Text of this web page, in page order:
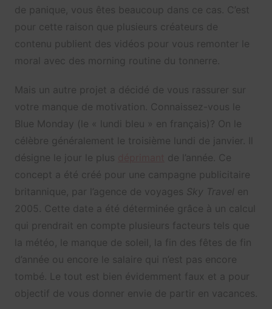
de panique, vous êtes beaucoup dans ce cas. C’est
pour cette raison que plusieurs créateurs de
contenu publient des vidéos pour vous remonter le
moral avec des morning routine du tonnerre.
Mais un autre projet a décidé de vous rassurer sur
votre manque de motivation. Connaissez-vous le
Blue Monday (le « lundi bleu » en français)? On le
célèbre généralement le troisième lundi de janvier. Il
désigne le jour le plus
de l’année. Ce
concept a été créé pour une campagne publicitaire
britannique, par l’agence de voyages Sky Travel en
2005. Cette date a été déterminée grâce à un calcul
qui prendrait en compte plusieurs facteurs tels que
la météo, le manque de soleil, la fin des fêtes de fin
d’année ou encore le salaire qui n’est pas encore
tombé. Le tout est bien évidemment faux et a pour
objectif de vous donner envie de partir en vacances.